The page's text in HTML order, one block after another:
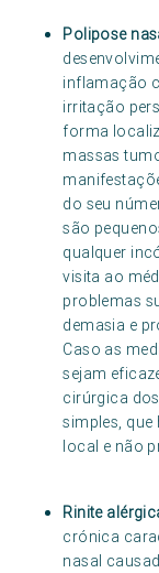
Polipose
inflamação
irritação
forma
massas
do seu
são
qualquer
visita ao
problemas
demasia e
Caso as
sejam
cirúrgica
simples, que
local e não
Rinite
crónica
nasal